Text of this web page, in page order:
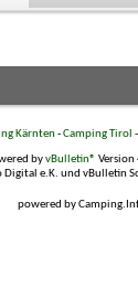
Kärnten-Camping Tirol -
byvBulletin® Version
e.K. und vBulletin
powered by